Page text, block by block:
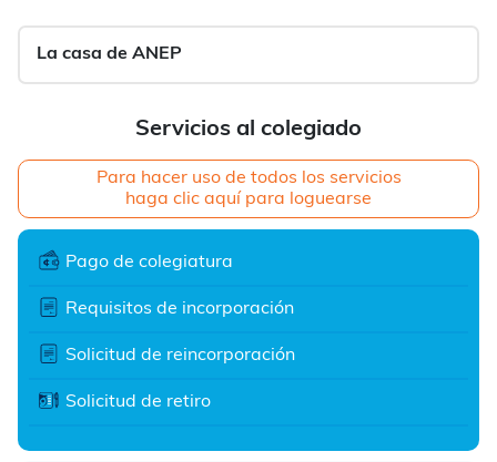
Servicios al colegiado
Para hacer uso de todos los servicios
haga clic aquí para loguearse
Pago de colegiatura
Requisitos de incorporación
Solicitud de reincorporación
Solicitud de retiro
La casa de ANEP